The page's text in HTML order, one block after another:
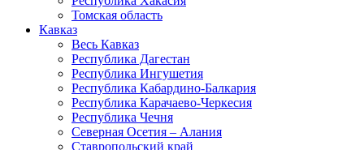
Томская область
Кавказ
Весь Кавказ
Республика Дагестан
Республика Ингушетия
Республика Кабардино-Балкария
Республика Карачаево-Черкесия
Республика Чечня
Северная Осетия – Алания
Ставропольский край